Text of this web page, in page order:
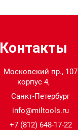
Контакты
Московский пр., 107
корпус 4,
Санкт-Петербург
info@miltools.ru
+7 (812) 648-17-22